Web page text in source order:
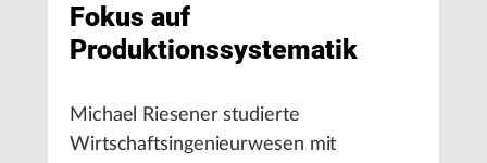
Fokus auf
Produktionssystematik
Michael Riesener studierte
Wirtschaftsingenieurwesen mit